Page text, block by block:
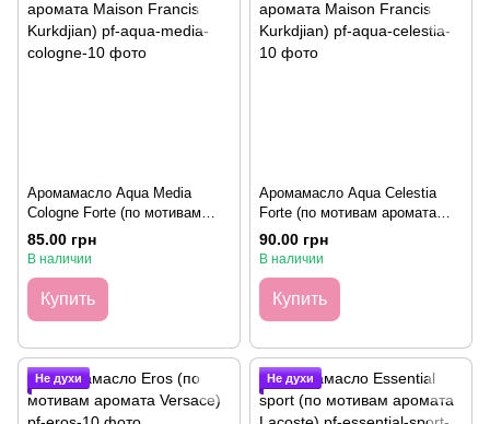
Аромамасло Aqua Media
Cologne Forte (по мотивам
аромата Maison Francis
Kurkdjian), 10 грамм
85.00 грн
В наличии
Купить
Аромамасло Aqua Celestia
Forte (по мотивам аромата
Maison Francis Kurkdjian), 10
грамм
90.00 грн
В наличии
Купить
Не духи Не духи